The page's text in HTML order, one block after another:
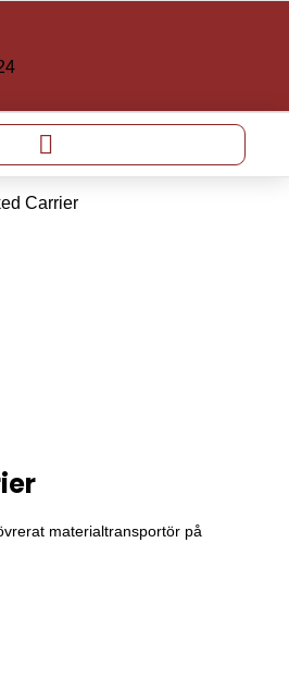
Carrier
materialtransportör på